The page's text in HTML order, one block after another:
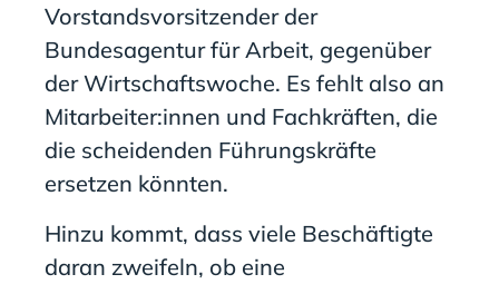
Vorstandsvorsitzender der
Bundesagentur für Arbeit, gegenüber
der Wirtschaftswoche. Es fehlt also an
Mitarbeiter:innen und Fachkräften, die
die scheidenden Führungskräfte
ersetzen könnten.
Hinzu kommt, dass viele Beschäftigte
daran zweifeln, ob eine